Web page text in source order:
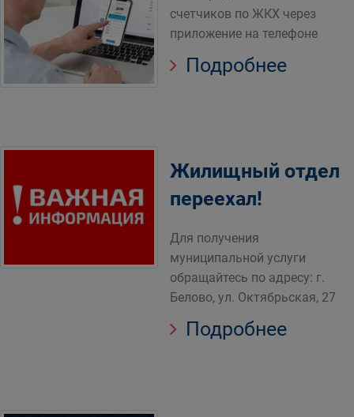
счетчиков по ЖКХ через
приложение на телефоне
Подробнее
Жилищный отдел
переехал!
Для получения
муниципальной услуги
обращайтесь по адресу: г.
Белово, ул. Октябрьская, 27
Подробнее